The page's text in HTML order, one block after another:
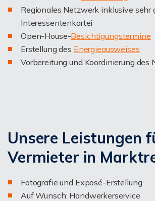
Regionales Netzwerk inklusive sehr
Interessentenkartei
Open-House-Besichtigungstermine
Erstellung des Energieausweises
Vorbereitung und Koordinierung des
Unsere Leistungen
Vermieter in
Fotografie und Exposé-Erstellung
Auf Wunsch: Handwerkerservice